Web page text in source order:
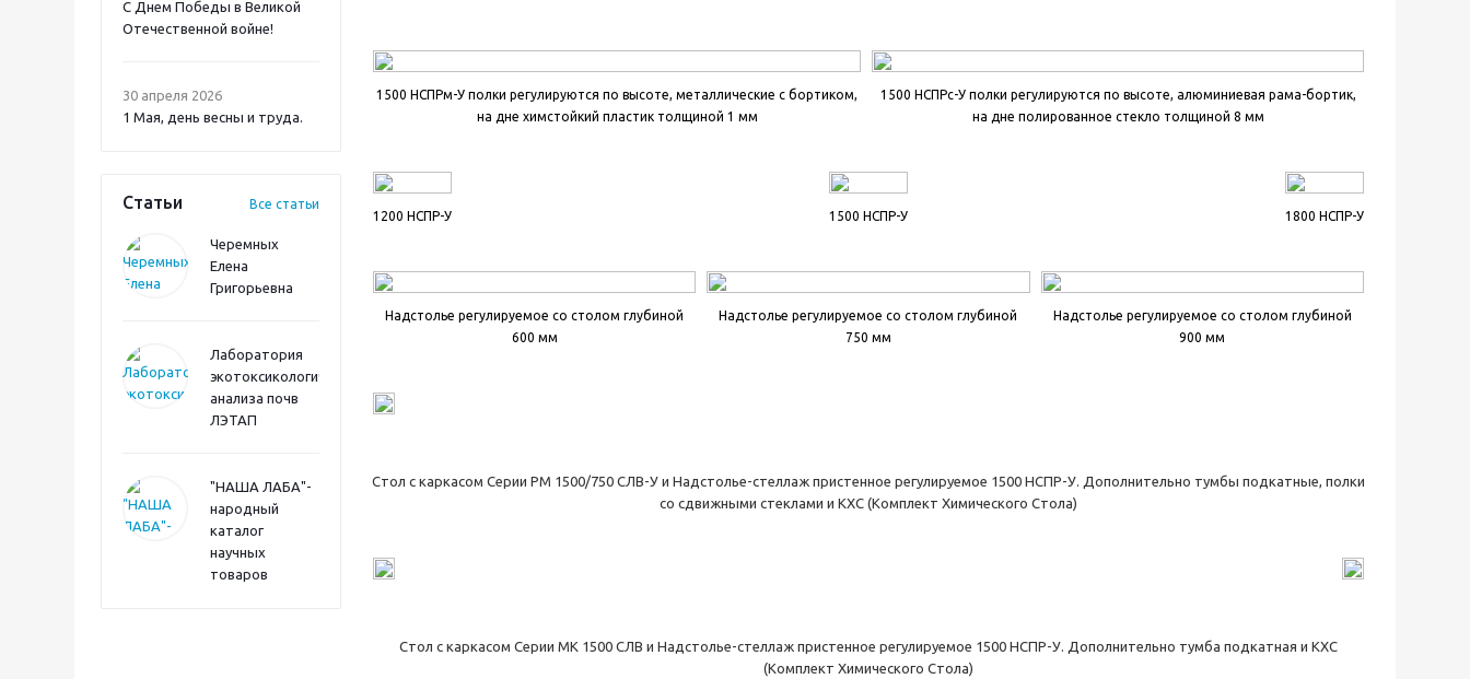
С Днем Победы в Великой
Отечественной войне!
30 апреля 2026
1 Мая, день весны и труда.
Статьи Все статьи
Черемных
Елена
Григорьевна
Лаборатория
экотоксикологического
анализа почв
ЛЭТАП
"НАША ЛАБА"-
народный
каталог
научных
товаров
1500 НСПРм-У полки регулируются по высоте, металлические с бортиком,
на дне химстойкий пластик толщиной 1 мм
1500 НСПРс-У полки регулируются по высоте, алюминиевая рама-бортик,
на дне полированное стекло толщиной 8 мм
1200 НСПР-У 1500 НСПР-У 1800 НСПР-У
Надстолье регулируемое со столом глубиной
600 мм
Надстолье регулируемое со столом глубиной
750 мм
Надстолье регулируемое со столом глубиной
900 мм
Стол с каркасом Серии РМ 1500/750 СЛВ-У и Надстолье-стеллаж пристенное регулируемое 1500 НСПР-У. Дополнительно тумбы подкатные, полки
со сдвижными стеклами и КХС (Комплект Химического Стола)
Стол с каркасом Серии МК 1500 СЛВ и Надстолье-стеллаж пристенное регулируемое 1500 НСПР-У. Дополнительно тумба подкатная и КХС
(Комплект Химического Стола)